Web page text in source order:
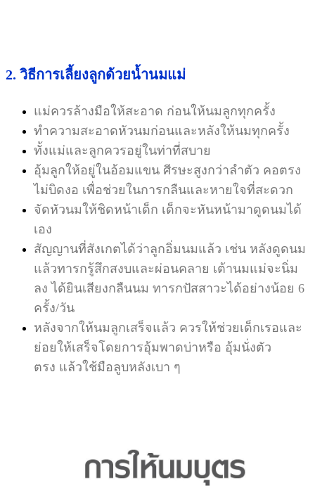
2. วิธีการเลี้ยงลูกด้วยน้ำนมแม่
แม่ควรล้างมือให้สะอาด ก่อนให้นมลูกทุกครั้ง
ทำความสะอาดหัวนมก่อนและหลังให้นมทุกครั้ง
ทั้งแม่และลูกควรอยู่ในท่าที่สบาย
อุ้มลูกให้อยู่ในอ้อมแขน ศีรษะสูงกว่าลำตัว คอตรง
ไม่บิดงอ เพื่อช่วยในการกลืนและหายใจที่สะดวก
จัดหัวนมให้ชิดหน้าเด็ก เด็กจะหันหน้ามาดูดนมได้
เอง
สัญญานที่สังเกตได้ว่าลูกอิ่มนมแล้ว เช่น หลังดูดนม
แล้วทารกรู้สึกสงบและผ่อนคลาย เต้านมแม่จะนิ่ม
ลง ได้ยินเสียงกลืนนม ทารกปัสสาวะได้อย่างน้อย 6
ครั้ง/วัน
หลังจากให้นมลูกเสร็จแล้ว ควรให้ช่วยเด็กเรอและ
ย่อยให้เสร็จโดยการอุ้มพาดบ่าหรือ อุ้มนั่งตัว
ตรง แล้วใช้มือลูบหลังเบา ๆ